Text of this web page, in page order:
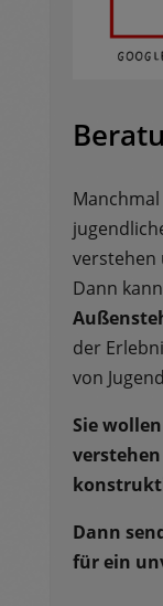
verstehen
Dann
der
von
Sie
Dann
für ein